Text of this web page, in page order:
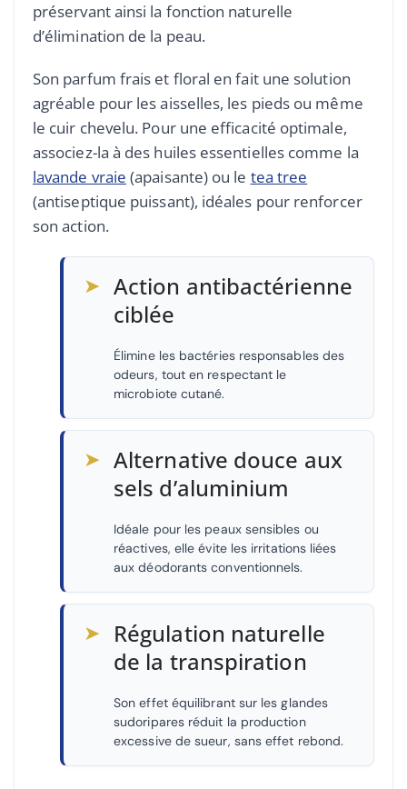
préservant ainsi la fonction naturelle
d’élimination de la peau.
Son parfum frais et floral en fait une solution
agréable pour les aisselles, les pieds ou même
le cuir chevelu. Pour une efficacité optimale,
associez-la à des huiles essentielles comme la
lavande vraie (apaisante) ou le tea tree
(antiseptique puissant), idéales pour renforcer
son action.
➤ Action antibactérienne
ciblée
Élimine les bactéries responsables des
odeurs, tout en respectant le
microbiote cutané.
➤ Alternative douce aux
sels d’aluminium
Idéale pour les peaux sensibles ou
réactives, elle évite les irritations liées
aux déodorants conventionnels.
➤ Régulation naturelle
de la transpiration
Son effet équilibrant sur les glandes
sudoripares réduit la production
excessive de sueur, sans effet rebond.